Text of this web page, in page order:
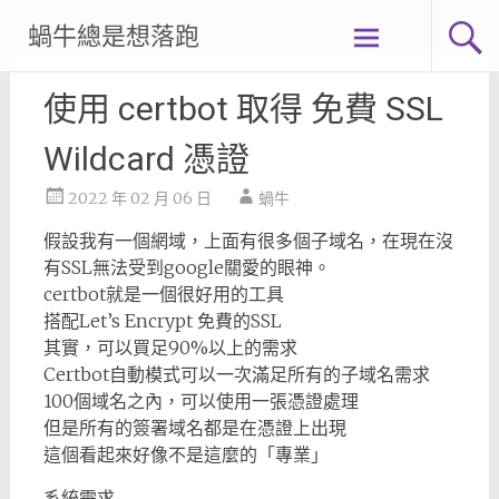
content
蝸牛總是想落跑
使用 certbot 取得 免費 SSL
Wildcard 憑證
2022 年 02 月 06 日 蝸牛
假設我有一個網域，上面有很多個子域名，在現在沒
有SSL無法受到google關愛的眼神。
certbot就是一個很好用的工具
搭配Let’s Encrypt 免費的SSL
其實，可以買足90%以上的需求
Certbot自動模式可以一次滿足所有的子域名需求
100個域名之內，可以使用一張憑證處理
但是所有的簽署域名都是在憑證上出現
這個看起來好像不是這麼的「專業」